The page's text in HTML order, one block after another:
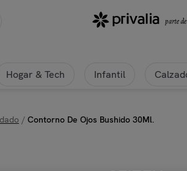
Hogar & Tech Infantil
/ Contorno De Ojos Bushido 30Ml.